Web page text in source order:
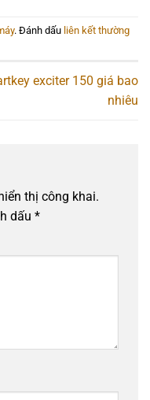
. Đánh dấu liên kết thường
exciter 150 giá bao
nhiêu
thị công khai.
dấu *